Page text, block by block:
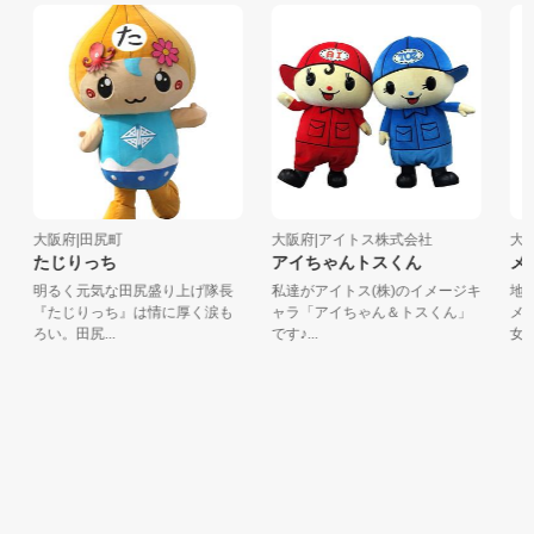
大阪府|田尻町
たじりっち
明るく元気な田尻盛り上げ隊長
『たじりっち』は情に厚く涙も
ろい。田尻...
大阪府|アイトス株式会社
アイちゃんトスくん
私達がアイトス(株)のイメージキ
ャラ「アイちゃん＆トスくん」
です♪...
大
メ
地
メ
女